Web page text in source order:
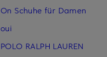
On Schuhe für Damen
oui
POLO RALPH LAUREN